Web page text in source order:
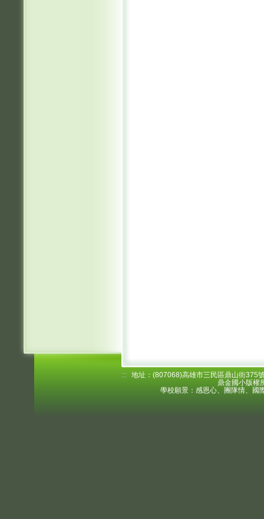
::: 地址：(807068)高雄市三民區鼎山街
鼎金國小版權
學校願景：感恩心、團隊情、國